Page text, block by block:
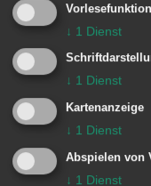
dem Motto
jung".
Davon kann
ausgestellten
Weil das
↓ 1 Dienst
↓ 1 Dienst
Kartenanzeige
↓ 1 Dienst
Abspielen von
↓ 1 Dienst